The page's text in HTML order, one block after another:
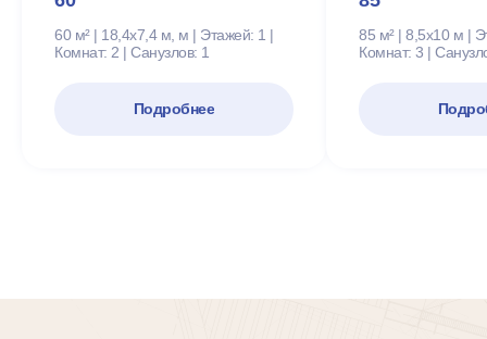
60 м² | 18,4х7,4 м, м | Этажей: 1 |
Комнат: 2 | Санузлов: 1
Подробнее
85 м² | 8,5х10 м |
Комнат: 3 |